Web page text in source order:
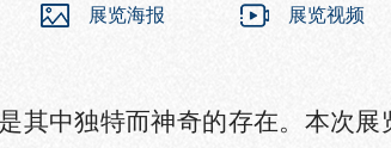
展览海报 展览视频
其中独特而神奇的存在。本次展